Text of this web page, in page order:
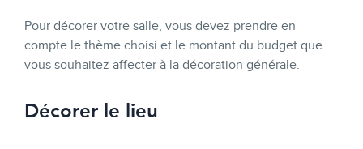
Pour décorer votre salle, vous devez prendre en
compte le thème choisi et le montant du budget que
vous souhaitez affecter à la décoration générale.
Décorer le lieu